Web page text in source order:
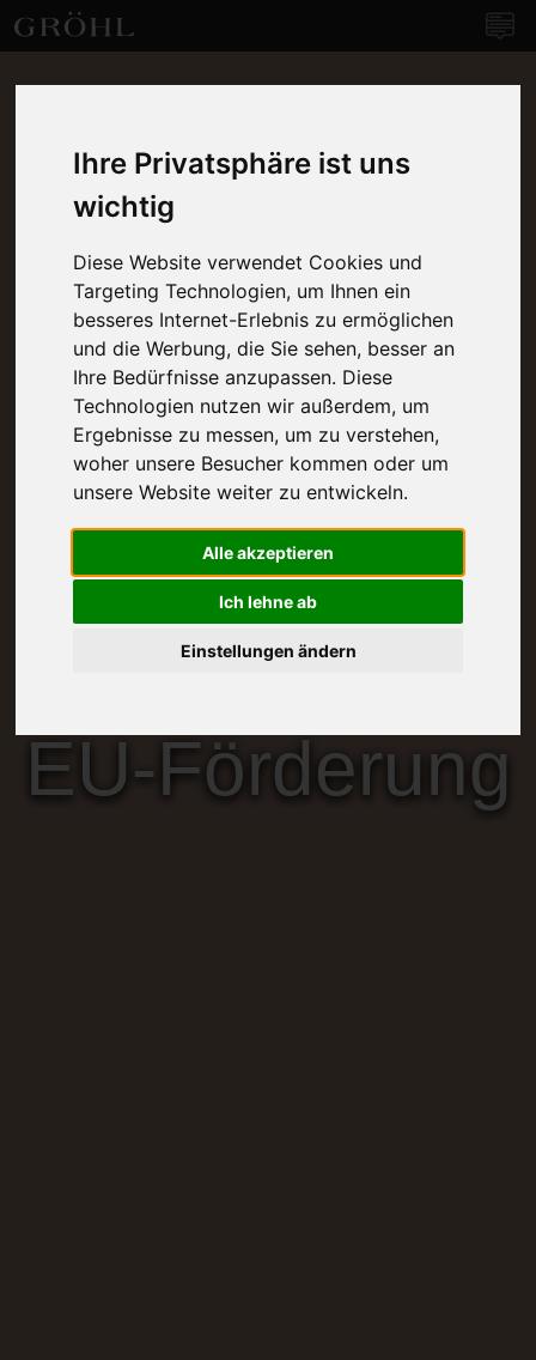
Ihre Privatsphäre ist uns
wichtig
Diese Website verwendet Cookies und
Targeting Technologien, um Ihnen ein
besseres Internet-Erlebnis zu ermöglichen
und die Werbung, die Sie sehen, besser an
Ihre Bedürfnisse anzupassen. Diese
Technologien nutzen wir außerdem, um
Ergebnisse zu messen, um zu verstehen,
woher unsere Besucher kommen oder um
unsere Website weiter zu entwickeln.
Alle akzeptieren
Ich lehne ab
Einstellungen ändern
EU-Förderung